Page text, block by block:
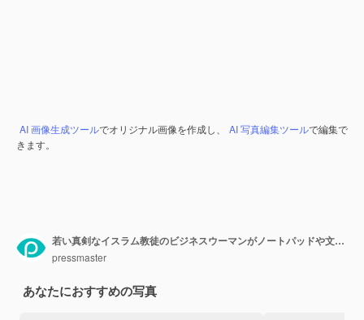
AI 画像生成ツールでオリジナル画像を作成し、 AI 写真編集ツールで編集で
きます。
若い真剣なイスラム教徒のビジネスウーマンがノートパッドや文書にメモを書いています
pressmaster
あなたにおすすめの写真